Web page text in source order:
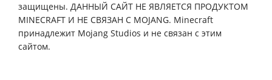
защищены. ДАННЫЙ САЙТ НЕ ЯВЛЯЕТСЯ ПРОДУКТОМ
MINECRAFT И НЕ СВЯЗАН С MOJANG. Minecraft
принадлежит Mojang Studios и не связан с этим
сайтом.